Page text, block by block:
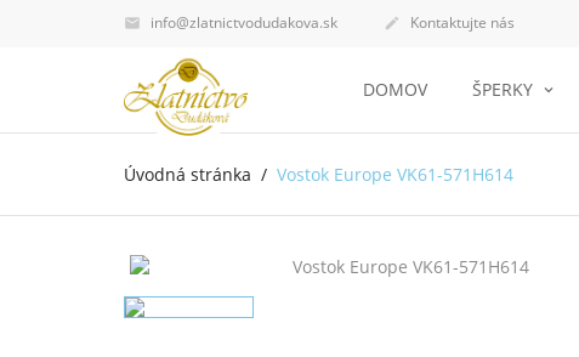
 info@zlatnictvodudakova.sk  Kontaktujte nás
DOMOV ŠPERKY
Úvodná stránka Vostok Europe VK61-571H614